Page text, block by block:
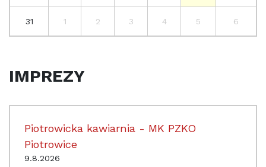
31 1 2 3 4 5 6
IMPREZY
Piotrowicka kawiarnia - MK PZKO
Piotrowice
9.8.2026